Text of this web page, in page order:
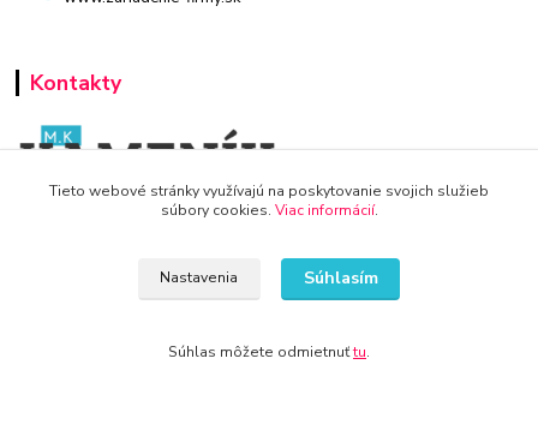
Kontakty
Tieto webové stránky využívajú na poskytovanie svojich služieb
súbory cookies. Viac informácií.
Nastavenia Súhlasím
Súhlas môžete odmietnuťtu.